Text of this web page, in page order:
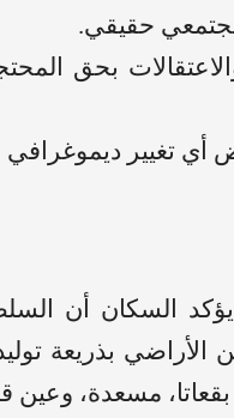
حقيقي.
بحق
أي تغيير
السكان أن
بذريعة توليد
مسعدة، وعين